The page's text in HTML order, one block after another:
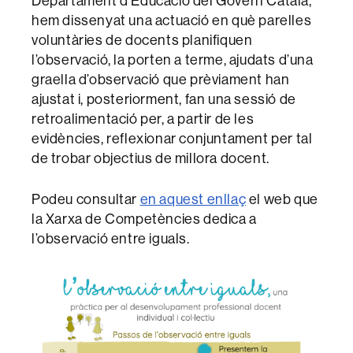
hem dissenyat una actuació en què parelles
voluntàries de docents planifiquen
l’observació, la porten a terme, ajudats d’una
graella d’observació que prèviament han
ajustat i, posteriorment, fan una sessió de
retroalimentació per, a partir de les
evidències, reflexionar conjuntament per tal
de trobar objectius de millora docent.
Podeu consultar en aquest enllaçel web que
la Xarxa de Competències dedica a
l’observació entre iguals.